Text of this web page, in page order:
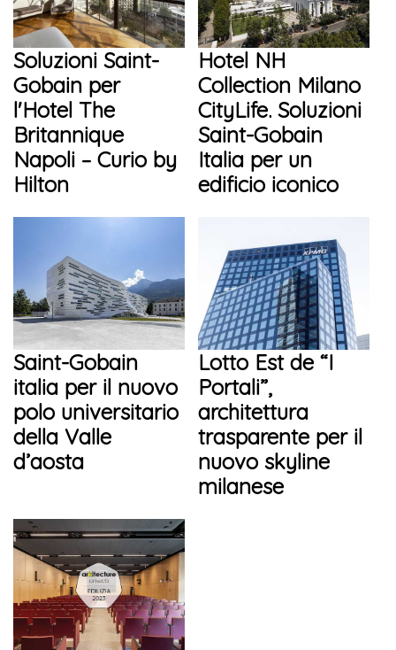
Soluzioni Saint-
Gobain per
l'Hotel The
Britannique
Napoli – Curio by
Hilton
Hotel NH
Collection Milano
CityLife. Soluzioni
Saint-Gobain
Italia per un
edificio iconico
Saint-Gobain
italia per il nuovo
polo universitario
della Valle
d’aosta
Lotto Est de “I
Portali”,
architettura
trasparente per il
nuovo skyline
milanese